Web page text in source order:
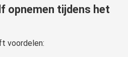
opnemen tijdens het
voordelen: